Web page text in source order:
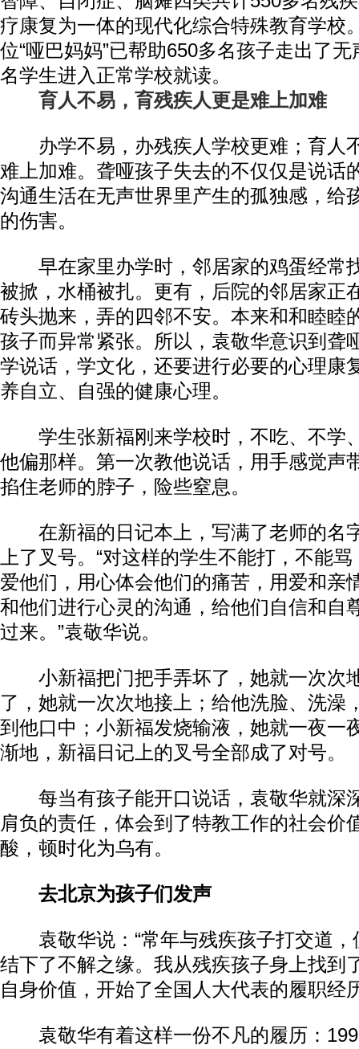
疗康复为一体的现代化综合特殊教育学校
位“哑巴妈妈”已帮助650多名孩子走出了
名学生进入正常学校就读。
育人不易，育残疾人更是难上加难
办学不易，办残疾人学校更难；育人
难上加难。聋哑孩子失去的不仅仅是说话
沟通生活在无声世界里产生的孤独感，给
的伤害。
早在家里办学时，邻居家的鸡蛋经常
被掀，水桶被扎。更有，后院的邻居家正
砖头抛来，弄的四邻不安。本来和和睦睦
孩子而异常紧张。所以，袁敬华意识到聋
学说话，学文化，还要进行必要的心理康
养自立、自强的健康心理。
学生张新福刚来学校时，不吃、不学
他偏那样。第一次教他说话，用手感觉声
掐住老师的脖子，险些窒息。
在新福的日记本上，写满了老师的名
上了叉号。“对这样的学生不能打，不能
爱他们，用心体会他们的痛苦，用爱和亲
和他们进行心灵的沟通，给他们自信和自
过来。”袁敬华说。
小新福把门把手弄坏了，她就一次次
了，她就一次次地接上；给他洗脸、洗澡
到他口中；小新福发烧输液，她就一夜一
渐地，新福日记上的叉号全部成了对号。
每当有孩子能开口说话，袁敬华就深
肩负的责任，体会到了特教工作的社会价
酸，顿时化为乌有。
去北京为孩子们发声
袁敬华说：“常年与残疾孩子打交道，
结下了不解之缘。我从残疾孩子身上找到
自身价值，开始了全国人大代表的履职经
袁敬华有着这样一份不凡的履历：